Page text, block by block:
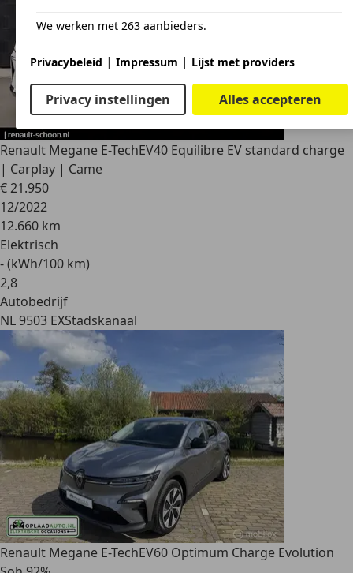
Renault Megane E-TechEV40 Equilibre EV standard charge
| Carplay | Came
€ 21.950
12/2022
12.660 km
Elektrisch
- (kWh/100 km)
2,8
Autobedrijf
NL 9503 EXStadskanaal
Renault Megane E-TechEV60 Optimum Charge Evolution
We werken met 263 aanbieders.
Privacybeleid | Impressum | Lijst met providers
Privacy instellingen Alles accepteren